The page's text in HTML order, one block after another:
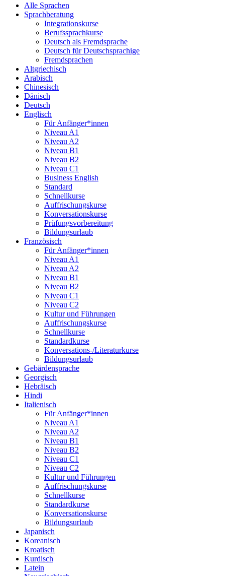
Alle Sprachen
Sprachberatung
Integrationskurse
Berufssprachkurse
Deutsch als Fremdsprache
Deutsch für Deutschsprachige
Fremdsprachen
Altgriechisch
Arabisch
Chinesisch
Dänisch
Deutsch
Englisch
Für Anfänger*innen
Niveau A1
Niveau A2
Niveau B1
Niveau B2
Niveau C1
Business English
Standard
Schnellkurse
Auffrischungskurse
Konversationskurse
Prüfungsvorbereitung
Bildungsurlaub
Französisch
Für Anfänger*innen
Niveau A1
Niveau A2
Niveau B1
Niveau B2
Niveau C1
Niveau C2
Kultur und Führungen
Auffrischungskurse
Schnellkurse
Standardkurse
Konversations-/Literaturkurse
Bildungsurlaub
Gebärdensprache
Georgisch
Hebräisch
Hindi
Italienisch
Für Anfänger*innen
Niveau A1
Niveau A2
Niveau B1
Niveau B2
Niveau C1
Niveau C2
Kultur und Führungen
Auffrischungskurse
Schnellkurse
Standardkurse
Konversationskurse
Bildungsurlaub
Japanisch
Koreanisch
Kroatisch
Kurdisch
Latein